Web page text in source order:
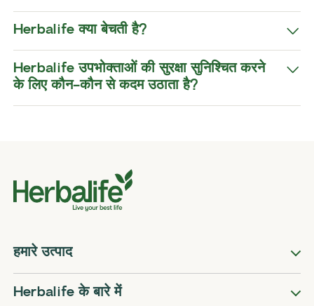
Herbalife क्या बेचती है?
​Herbalife उपभोक्ताओं की सुरक्षा सुनिश्चित करने
के लिए कौन-कौन से कदम उठाता है?
हमारे उत्पाद
Herbalife के बारे में